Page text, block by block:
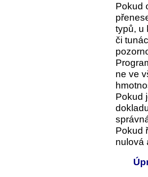
Pokud
typů, u
či
ne ve
Pokud
Pokud
nulová